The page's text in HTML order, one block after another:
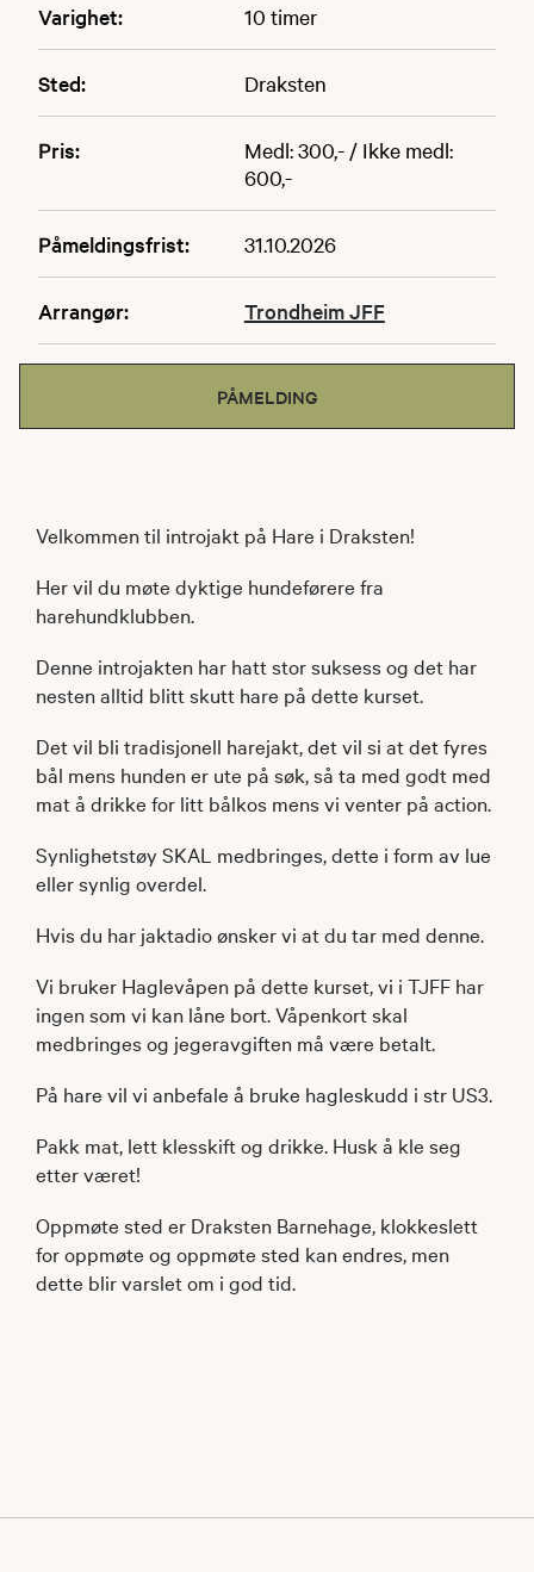
Varighet: 10 timer
Sted: Draksten
Pris:
Medl: 300,- / Ikke medl:
600,-
Påmeldingsfrist: 31.10.2026
Arrangør: Trondheim JFF
PÅMELDING
Velkommen til introjakt på Hare i Draksten!
Her vil du møte dyktige hundeførere fra
harehundklubben.
Denne introjakten har hatt stor suksess og det har
nesten alltid blitt skutt hare på dette kurset.
Det vil bli tradisjonell harejakt, det vil si at det fyres
bål mens hunden er ute på søk, så ta med godt med
mat å drikke for litt bålkos mens vi venter på action.
Synlighetstøy SKAL medbringes, dette i form av lue
eller synlig overdel.
Hvis du har jaktadio ønsker vi at du tar med denne.
Vi bruker Haglevåpen på dette kurset, vi i TJFF har
ingen som vi kan låne bort. Våpenkort skal
medbringes og jegeravgiften må være betalt.
På hare vil vi anbefale å bruke hagleskudd i str US3.
Pakk mat, lett klesskift og drikke. Husk å kle seg
etter været!
Oppmøte sted er Draksten Barnehage, klokkeslett
for oppmøte og oppmøte sted kan endres, men
dette blir varslet om i god tid.